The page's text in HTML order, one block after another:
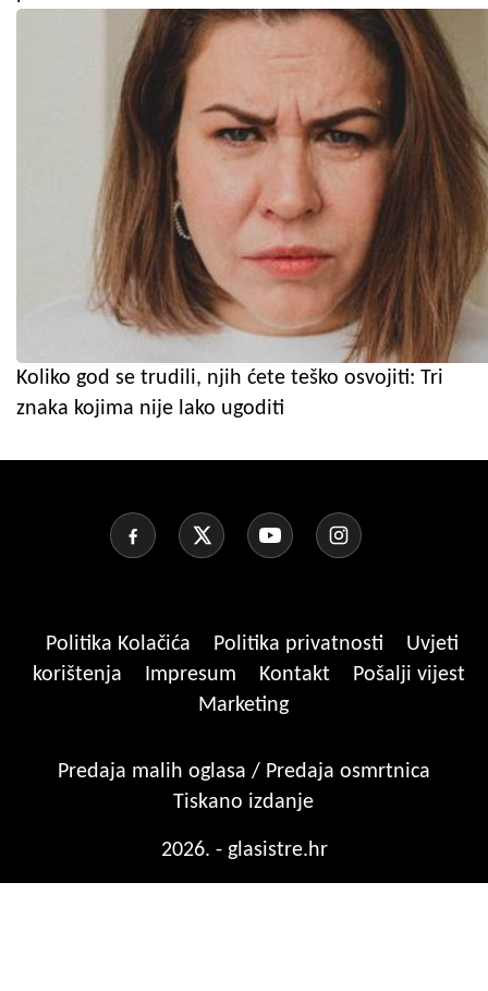
Koliko god se trudili, njih ćete teško osvojiti: Tri
znaka kojima nije lako ugoditi
Politika Kolačića Politika privatnosti
Uvjeti
korištenja
Impresum Kontakt
Pošalji vijest
Marketing
Predaja malih oglasa / Predaja osmrtnica
Tiskano izdanje
2026. - glasistre.hr